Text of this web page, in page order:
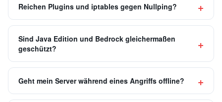
Reichen Plugins und iptables gegen Nullping?
Sind Java Edition und Bedrock gleichermaßen
geschützt?
Geht mein Server während eines Angriffs offline?